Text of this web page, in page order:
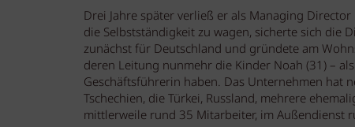
Drei Jahre später verließ er als Managing
die Selbstständigkeit zu wagen, sicherte sich die
zunächst für Deutschland und gründete am
deren Leitung nunmehr die Kinder Noah (31) –
Geschäftsführerin haben. Das Unternehmen hat
Tschechien, die Türkei, Russland, mehrere
mittlerweile rund 35 Mitarbeiter, im Außendienst